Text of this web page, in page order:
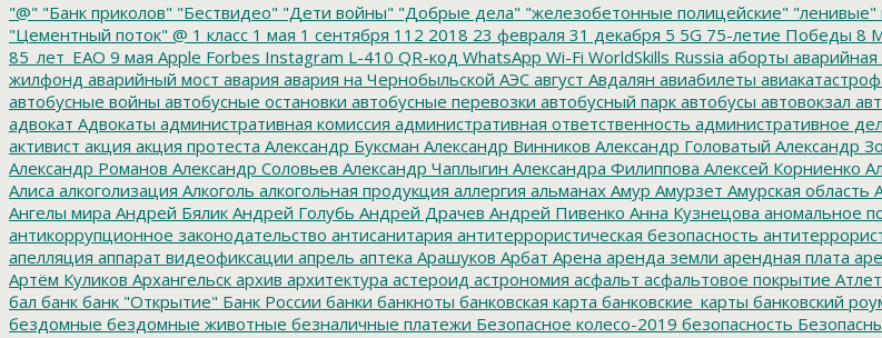
"@" "Банк приколов" "Бествидео" "Дети войны" "Добрые дела" "железобетонные полицейские"
"Цементный поток" @ 1 класс 1 мая 1 сентября 112 2018 23 февраля 31 декабря 5 5G 75-летие Победы 8
85_лет_ЕАО 9 мая Apple Forbes Instagram L-410 QR-код WhatsApp Wi-Fi WorldSkills Russia аборты аварийная
жилфонд аварийный мост авария авария на Чернобыльской АЭС август Авдалян авиабилеты
автобусные войны автобусные остановки автобусные перевозки автобусный парк автобусы автовокзал
адвокат Адвокаты административная комиссия административная ответственность административное
активист акция акция протеста Александр Буксман Александр Винников Александр Головатый Александр
Александр Романов Александр Соловьев Александр Чаплыгин Александра Филиппова Алексей Корниенко
Алиса алкоголизация Алкоголь алкогольная продукция аллергия альманах Амур Амурзет Амурская область
Ангелы мира Андрей Бялик Андрей Голубь Андрей Драчев Андрей Пивенко Анна Кузнецова аномальное
антикоррупционное законодательство антисанитария антитеррористическая безопасность
апелляция аппарат видеофиксации апрель аптека Арашуков Арбат Арена аренда земли арендная плата
Артём Куликов Архангельск архив архитектура астероид астрономия асфальт асфальтовое покрытие Атлет
бал банк банк "Открытие" Банк России банки банкноты банковская карта банковские_карты банковский
бездомные бездомные животные безналичные платежи Безопасное колесо-2019 безопасность